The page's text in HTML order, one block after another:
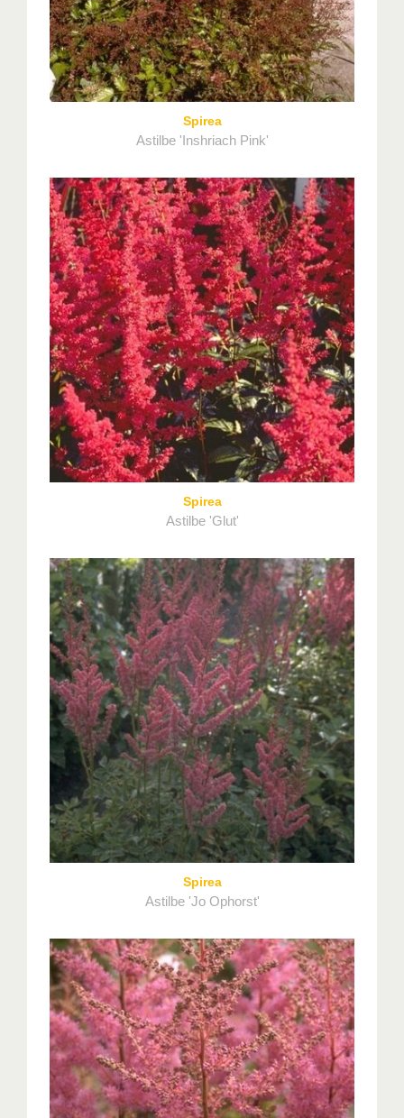
Spirea
Astilbe 'Inshriach Pink'
Spirea
Astilbe 'Glut'
Spirea
Astilbe 'Jo Ophorst'